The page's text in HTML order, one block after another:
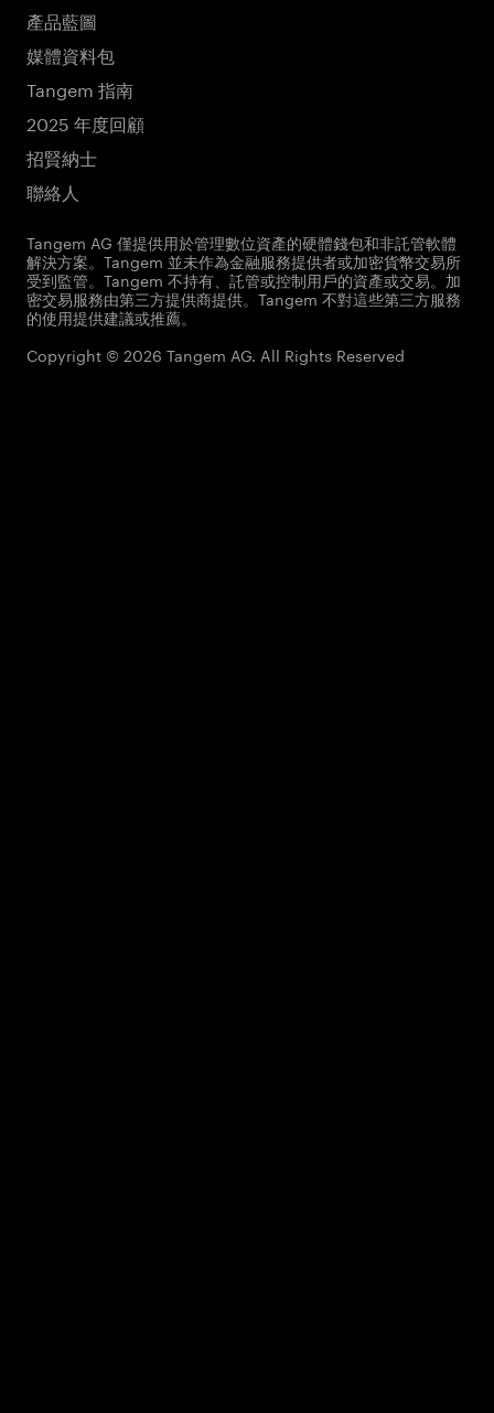
產品藍圖
媒體資料包
Tangem 指南
2025 年度回顧
招賢納士
聯絡人
Tangem AG 僅提供用於管理數位資產的硬體錢包和非託管軟體
解決方案。Tangem 並未作為金融服務提供者或加密貨幣交易所
受到監管。Tangem 不持有、託管或控制用戶的資產或交易。加
密交易服務由第三方提供商提供。Tangem 不對這些第三方服務
的使用提供建議或推薦。